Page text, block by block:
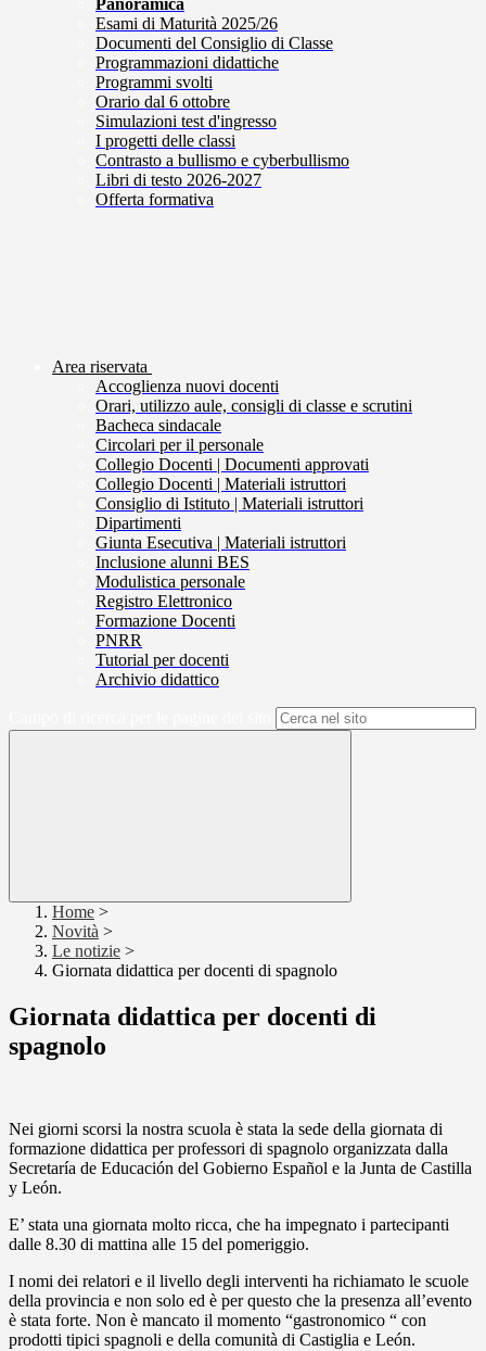
Panoramica
Esami di Maturità 2025/26
Documenti del Consiglio di Classe
Programmazioni didattiche
Programmi svolti
Orario dal 6 ottobre
Simulazioni test d'ingresso
I progetti delle classi
Contrasto a bullismo e cyberbullismo
Libri di testo 2026-2027
Offerta formativa
Area riservata
Accoglienza nuovi docenti
Orari, utilizzo aule, consigli di classe e scrutini
Bacheca sindacale
Circolari per il personale
Collegio Docenti | Documenti approvati
Collegio Docenti | Materiali istruttori
Consiglio di Istituto | Materiali istruttori
Dipartimenti
Giunta Esecutiva | Materiali istruttori
Inclusione alunni BES
Modulistica personale
Registro Elettronico
Formazione Docenti
PNRR
Tutorial per docenti
Archivio didattico
Home >
Novità >
Le notizie >
Giornata didattica per docenti di spagnolo
Giornata didattica per docenti di
spagnolo
Nei giorni scorsi la nostra scuola è stata la sede della giornata di
formazione didattica per professori di spagnolo organizzata dalla
Secretaría de Educación del Gobierno Español e la Junta de Castilla
y León.
E’ stata una giornata molto ricca, che ha impegnato i partecipanti
dalle 8.30 di mattina alle 15 del pomeriggio.
I nomi dei relatori e il livello degli interventi ha richiamato le scuole
della provincia e non solo ed è per questo che la presenza all’evento
è stata forte. Non è mancato il momento “gastronomico “ con
prodotti tipici spagnoli e della comunità di Castiglia e León.